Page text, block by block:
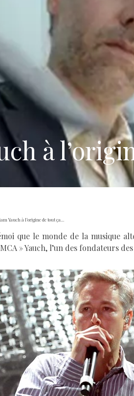
à
Yauch à l’origine de tout ça…
que le monde de la musique
» Yauch, l’un des fondateurs